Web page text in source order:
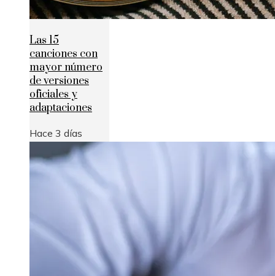
Las 15
canciones con
mayor número
de versiones
oficiales y
adaptaciones
Hace 3 días